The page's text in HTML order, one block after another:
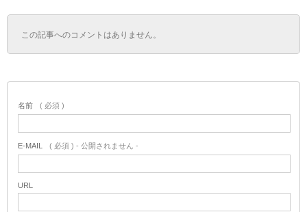
この記事へのコメントはありません。
名前 ( 必須 )
E-MAIL ( 必須 ) - 公開されません -
URL